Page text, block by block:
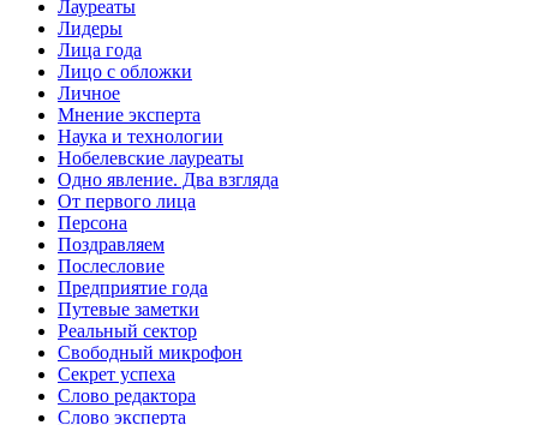
Лауреаты
Лидеры
Лица года
Лицо с обложки
Личное
Мнение эксперта
Наука и технологии
Нобелевские лауреаты
Одно явление. Два взгляда
От первого лица
Персона
Поздравляем
Послесловие
Предприятие года
Путевые заметки
Реальный сектор
Свободный микрофон
Секрет успеха
Слово редактора
Слово эксперта